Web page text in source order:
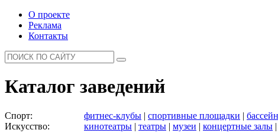
О проекте
Реклама
Контакты
Каталог заведений
Спорт: фитнес-клубы | спортивные площадки |
Искусство:
кинотеатры | театры | музеи | концертные залы |